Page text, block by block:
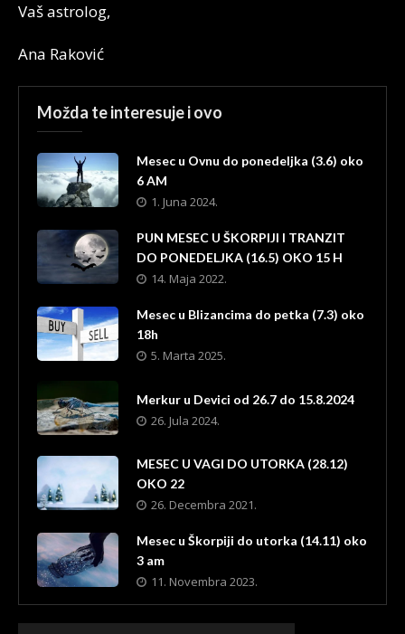
Vaš astrolog,
Ana Raković
Možda te interesuje i ovo
Mesec u Ovnu do ponedeljka (3.6) oko
6 AM
1. Juna 2024.
PUN MESEC U ŠKORPIJI I TRANZIT
DO PONEDELJKA (16.5) OKO 15 H
14. Maja 2022.
Mesec u Blizancima do petka (7.3) oko
18h
5. Marta 2025.
Merkur u Devici od 26.7 do 15.8.2024
26. Jula 2024.
MESEC U VAGI DO UTORKA (28.12)
OKO 22
26. Decembra 2021.
Mesec u Škorpiji do utorka (14.11) oko
3 am
11. Novembra 2023.